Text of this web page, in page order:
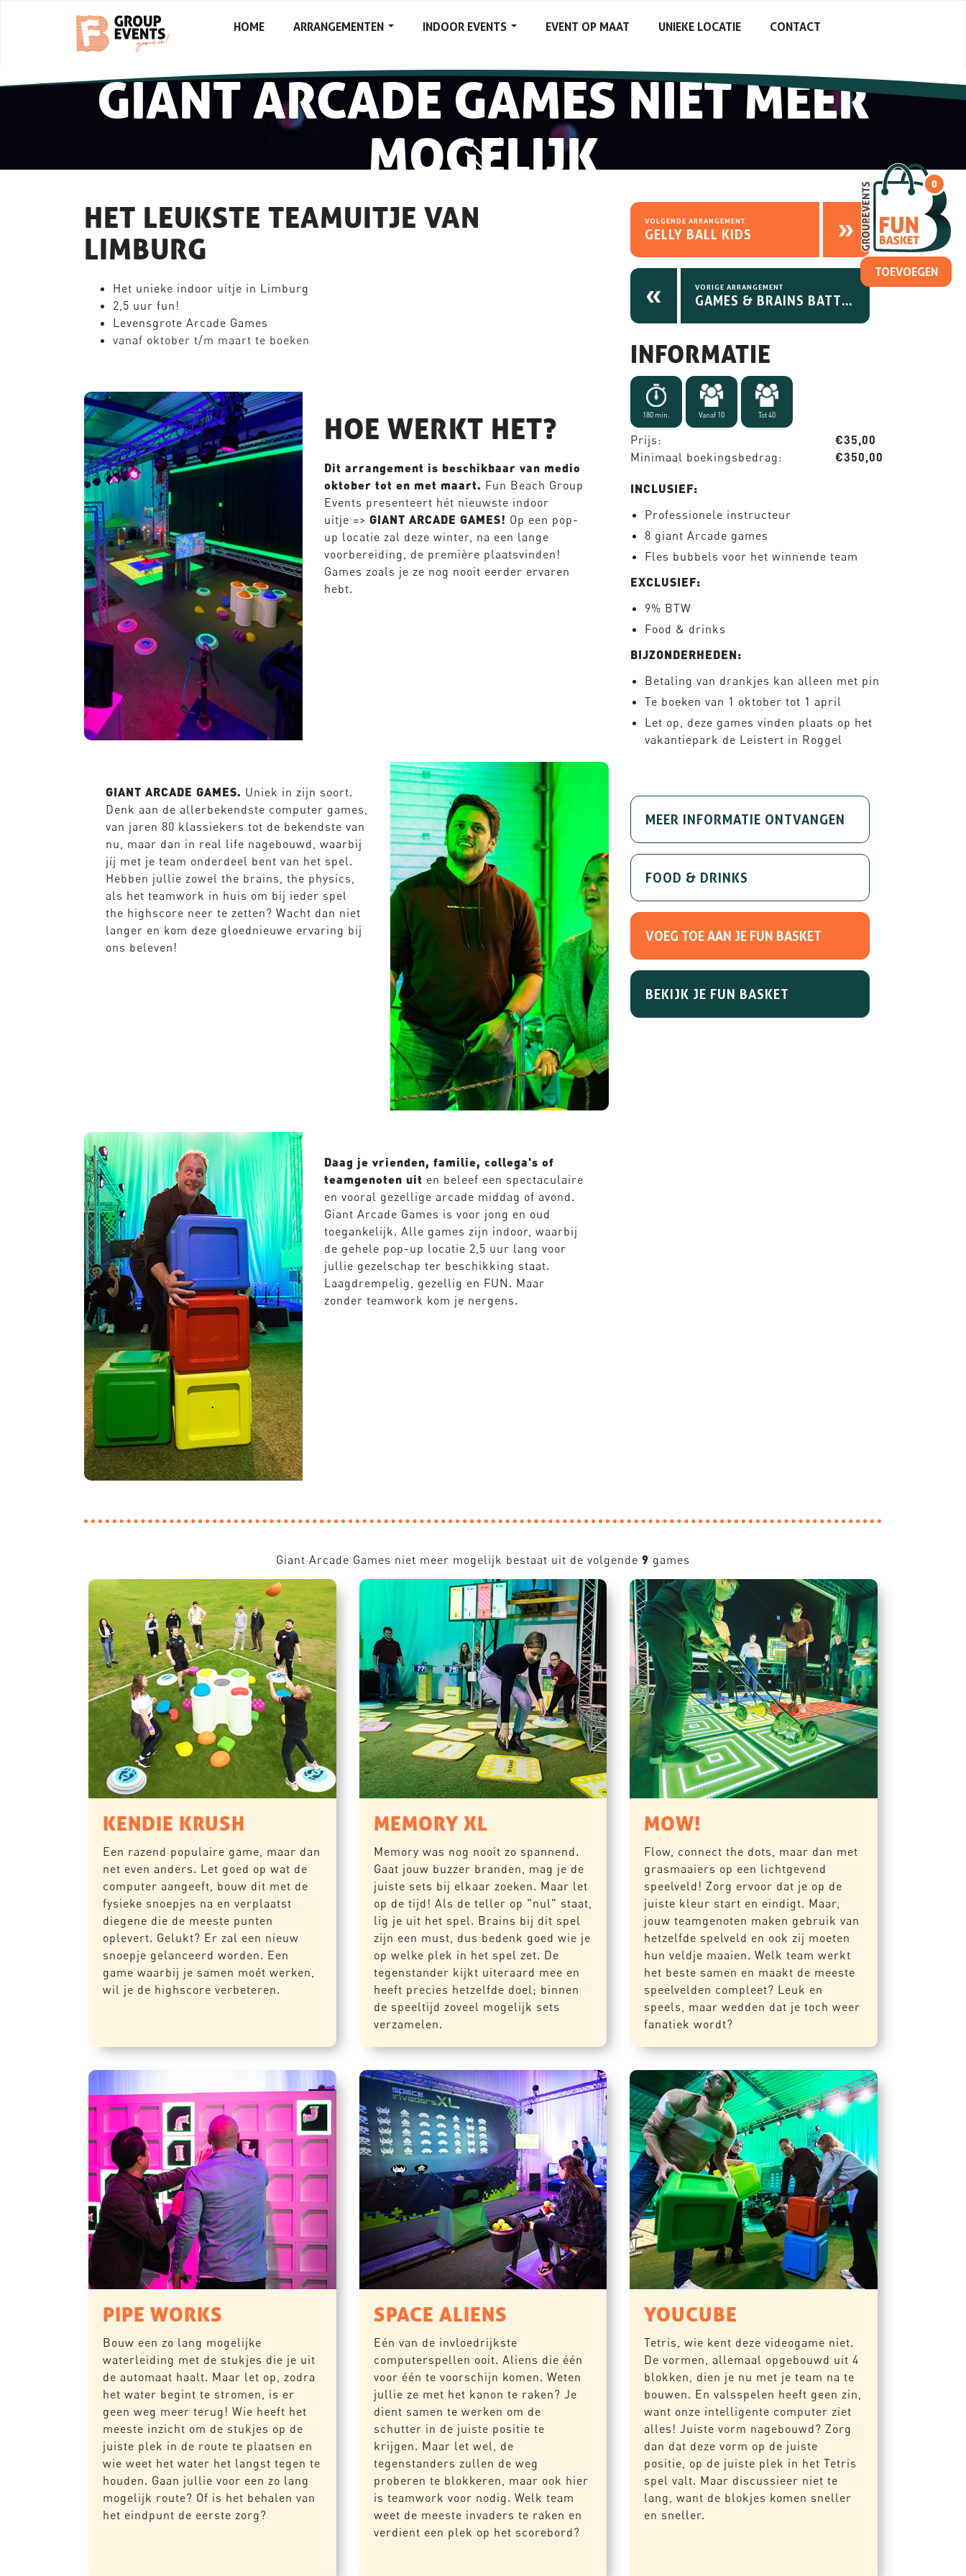
0
HOME ARRANGEMENTEN INDOOR EVENTS EVENT OP MAAT UNIEKE LOCATIE CONTACT
GIANT ARCADE GAMES NIET MEER
MOGELIJK
HET LEUKSTE TEAMUITJE VAN
LIMBURG
Het unieke indoor uitje in Limburg
2,5 uur fun!
Levensgrote Arcade Games
vanaf oktober t/m maart te boeken
HOE WERKT HET?
Dit arrangement is beschikbaar van medio
oktober tot en met maart. Fun Beach Group
Events presenteert hét nieuwste indoor
uitje =>GIANT ARCADE GAMES! Op een pop-
up locatie zal deze winter, na een lange
voorbereiding, de première plaatsvinden!
Games zoals je ze nog nooit eerder ervaren
hebt.
GIANT ARCADE GAMES. Uniek in zijn soort.
Denk aan de allerbekendste computer games,
van jaren 80 klassiekers tot de bekendste van
nu, maar dan in real life nagebouwd, waarbij
jíj met je team onderdeel bent van het spel.
Hebben jullie zowel the brains, the physics,
als het teamwork in huis om bij ieder spel
the highscore neer te zetten? Wacht dan niet
langer en kom deze gloednieuwe ervaring bij
ons beleven!
Daag je vrienden, familie, collega's of
teamgenoten uit en beleef een spectaculaire
en vooral gezellige arcade middag of avond.
Giant Arcade Games is voor jong en oud
toegankelijk. Alle games zijn indoor, waarbij
de gehele pop-up locatie 2,5 uur lang voor
jullie gezelschap ter beschikking staat.
Laagdrempelig, gezellig en FUN. Maar
zonder teamwork kom je nergens.
VOLGENDE ARRANGEMENT
GELLY BALL KIDS »
« VORIGE ARRANGEMENT
GAMES & BRAINS BATTLE QUIZ
INFORMATIE
180 min. Vanaf 10 Tot 40
Prijs: €35,00
Minimaal boekingsbedrag: €350,00
INCLUSIEF:
Professionele instructeur
8 giant Arcade games
Fles bubbels voor het winnende team
EXCLUSIEF:
9% BTW
Food & drinks
BIJZONDERHEDEN:
Betaling van drankjes kan alleen met pin
Te boeken van 1 oktober tot 1 april
Let op, deze games vinden plaats op het
vakantiepark de Leistert in Roggel
MEER INFORMATIE ONTVANGEN
FOOD & DRINKS
BEKIJK JE FUN BASKET
Giant Arcade Games niet meer mogelijk bestaat uit de volgende 9 games
KENDIE KRUSH
Een razend populaire game, maar dan
net even anders. Let goed op wat de
computer aangeeft, bouw dit met de
fysieke snoepjes na en verplaatst
diegene die de meeste punten
oplevert. Gelukt? Er zal een nieuw
snoepje gelanceerd worden. Een
game waarbij je samen moét werken,
wil je de highscore verbeteren.
MEMORY XL
Memory was nog nooit zo spannend.
Gaat jouw buzzer branden, mag je de
juiste sets bij elkaar zoeken. Maar let
op de tijd! Als de teller op "nul" staat,
lig je uit het spel. Brains bij dit spel
zijn een must, dus bedenk goed wie je
op welke plek in het spel zet. De
tegenstander kijkt uiteraard mee en
heeft precies hetzelfde doel; binnen
de speeltijd zoveel mogelijk sets
verzamelen.
MOW!
Flow, connect the dots, maar dan met
grasmaaiers op een lichtgevend
speelveld! Zorg ervoor dat je op de
juiste kleur start en eindigt. Maar,
jouw teamgenoten maken gebruik van
hetzelfde spelveld en ook zij moeten
hun veldje maaien. Welk team werkt
het beste samen en maakt de meeste
speelvelden compleet? Leuk en
speels, maar wedden dat je toch weer
fanatiek wordt?
PIPE WORKS
Bouw een zo lang mogelijke
waterleiding met de stukjes die je uit
de automaat haalt. Maar let op, zodra
het water begint te stromen, is er
geen weg meer terug! Wie heeft het
meeste inzicht om de stukjes op de
juiste plek in de route te plaatsen en
wie weet het water het langst tegen te
houden. Gaan jullie voor een zo lang
mogelijk route? Of is het behalen van
het eindpunt de eerste zorg?
SPACE ALIENS
Eén van de invloedrijkste
computerspellen ooit. Aliens die één
voor één te voorschijn komen. Weten
jullie ze met het kanon te raken? Je
dient samen te werken om de
schutter in de juiste positie te
krijgen. Maar let wel, de
tegenstanders zullen de weg
proberen te blokkeren, maar ook hier
is teamwork voor nodig. Welk team
weet de meeste invaders te raken en
verdient een plek op het scorebord?
YOUCUBE
Tetris, wie kent deze videogame niet.
De vormen, allemaal opgebouwd uit 4
blokken, dien je nu met je team na te
bouwen. En valsspelen heeft geen zin,
want onze intelligente computer ziet
alles! Juiste vorm nagebouwd? Zorg
dan dat deze vorm op de juiste
positie, op de juiste plek in het Tetris
spel valt. Maar discussieer niet te
lang, want de blokjes komen sneller
en sneller.